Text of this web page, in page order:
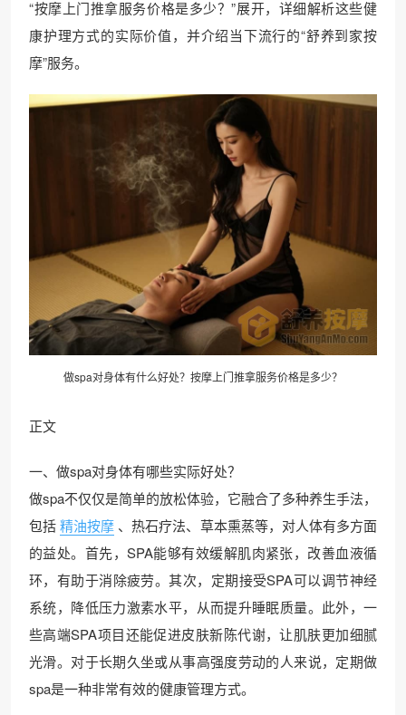
“按摩上门推拿服务价格是多少？”展开，详细解析这些健
康护理方式的实际价值，并介绍当下流行的“舒养到家按
摩”服务。
做spa对身体有什么好处？按摩上门推拿服务价格是多少？
正文
一、做spa对身体有哪些实际好处？
做spa不仅仅是简单的放松体验，它融合了多种养生手法，
包括精油按摩 、热石疗法、草本熏蒸等，对人体有多方面
的益处。首先，SPA能够有效缓解肌肉紧张，改善血液循
环，有助于消除疲劳。其次，定期接受SPA可以调节神经
系统，降低压力激素水平，从而提升睡眠质量。此外，一
些高端SPA项目还能促进皮肤新陈代谢，让肌肤更加细腻
光滑。对于长期久坐或从事高强度劳动的人来说，定期做
spa是一种非常有效的健康管理方式。